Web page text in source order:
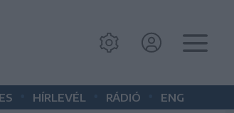
HÍRLEVÉL RÁDIÓ ENG